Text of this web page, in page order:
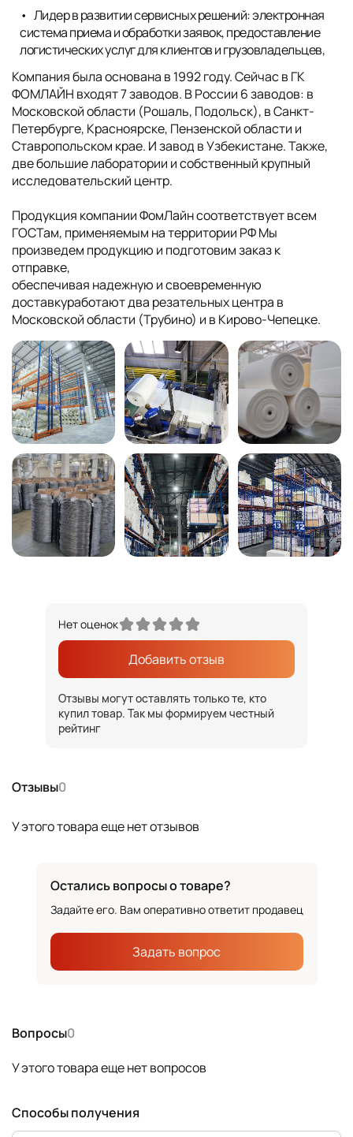
Лидер в развитии сервисных решений: электронная
система приема и обработки заявок, предоставление
логистических услуг для клиентов и грузовладельцев,
Компания была основана в 1992 году. Сейчас в ГК
ФОМЛАЙН входят 7 заводов. В России 6 заводов: в
Московской области (Рошаль, Подольск), в Санкт-
Петербурге, Красноярске, Пензенской области и
Ставропольском крае. И завод в Узбекистане. Также,
две большие лаборатории и собственный крупный
исследовательский центр.
Продукция компании ФомЛайн соответствует всем
ГОСТам, применяемым на территории РФ Мы
произведем продукцию и подготовим заказ к
отправке,
обеспечивая надежную и своевременную
доставкуработают два резательных центра в
Московской области (Трубино) и в Кирово-Чепецке.
Отзывы0
У этого товара еще нет отзывов
Нет оценок
Добавить отзыв
Отзывы могут оставлять только те, кто
купил товар. Так мы формируем честный
рейтинг
Вопросы0
У этого товара еще нет вопросов
Способы получения
Остались вопросы о товаре?
Задайте его. Вам оперативно ответит продавец
Задать вопрос